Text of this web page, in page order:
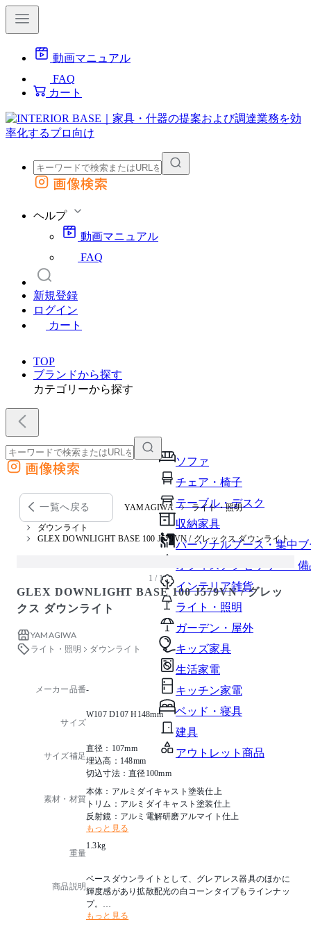
動画マニュアル
FAQ
カート
外部サイトの商品をカートに追加
画像検索
ヘルプ
動画マニュアル
FAQ
新規登録
ログイン
カート
TOP
ブランドから探す
カテゴリーから探す
ソファ
チェア・椅子
テーブル・デスク
収納家具
パーソナルブース・集中
オフィスアクセサリー・備
インテリア雑貨
ライト・照明
ガーデン・屋外
キッズ家具
生活家電
キッチン家電
ベッド・寝具
建具
アウトレット商品
外部サイトの商品をカートに追加
他のサイトで見つけた商品ページのURLを貼り付けて、カートに追加できます
画像検索
一覧へ戻る YAMAGIWA ライト・照明
ダウンライト
GLEX DOWNLIGHT BASE 100 J579VN / グレックス ダウンライト
1 / 1
GLEX DOWNLIGHT BASE 100 J579VN / グレッ
クス ダウンライト
YAMAGIWA
ライト・照明
ダウンライト
メーカー品番-
サイズ
W107 D107 H148mm
サイズ補足
直径：107mm
埋込高：148mm
切込寸法：直径100mm
素材・材質
本体：アルミダイキャスト塗装仕上
トリム：アルミダイキャスト塗装仕上
反射鏡：アルミ電解研磨アルマイト仕上
もっと見る
重量
1.3kg
商品説明
ベースダウンライトとして、グレアレス器具のほかに
輝度感があり拡散配光の白コーンタイプもラインナッ
プ。
やわらかい広がりの光は、幅広い空間用途にお使いい
もっと見る